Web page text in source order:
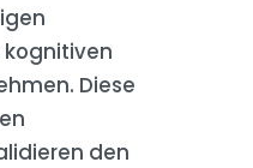
kognitiven
Diese
den